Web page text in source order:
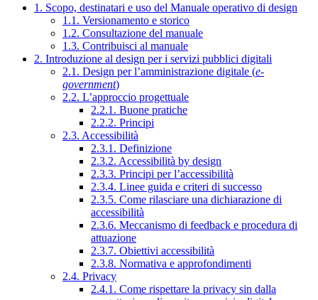
1. Scopo, destinatari e uso del Manuale operativo di design
1.1. Versionamento e storico
1.2. Consultazione del manuale
1.3. Contribuisci al manuale
2. Introduzione al design per i servizi pubblici digitali
2.1. Design per l’amministrazione digitale (e-
government)
2.2. L’approccio progettuale
2.2.1. Buone pratiche
2.2.2. Principi
2.3. Accessibilità
2.3.1. Definizione
2.3.2. Accessibilità by design
2.3.3. Principi per l’accessibilità
2.3.4. Linee guida e criteri di successo
2.3.5. Come rilasciare una dichiarazione di
accessibilità
2.3.6. Meccanismo di feedback e procedura di
attuazione
2.3.7. Obiettivi accessibilità
2.3.8. Normativa e approfondimenti
2.4. Privacy
2.4.1. Come rispettare la privacy sin dalla